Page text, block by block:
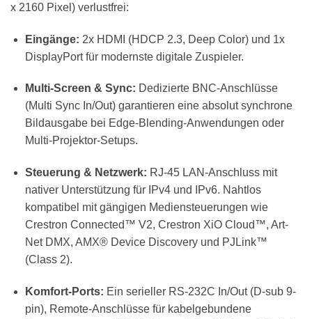
x 2160 Pixel) verlustfrei:
Eingänge: 2x HDMI (HDCP 2.3, Deep Color) und 1x
DisplayPort für modernste digitale Zuspieler.
Multi-Screen & Sync: Dedizierte BNC-Anschlüsse
(Multi Sync In/Out) garantieren eine absolut synchrone
Bildausgabe bei Edge-Blending-Anwendungen oder
Multi-Projektor-Setups.
Steuerung & Netzwerk: RJ-45 LAN-Anschluss mit
nativer Unterstützung für IPv4 und IPv6. Nahtlos
kompatibel mit gängigen Mediensteuerungen wie
Crestron Connected™ V2, Crestron XiO Cloud™, Art-
Net DMX, AMX® Device Discovery und PJLink™
(Class 2).
Komfort-Ports: Ein serieller RS-232C In/Out (D-sub 9-
pin), Remote-Anschlüsse für kabelgebundene